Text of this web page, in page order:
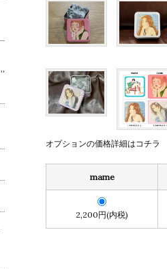
オプションの価格詳細はコチラ
mame
2,200円(内税)